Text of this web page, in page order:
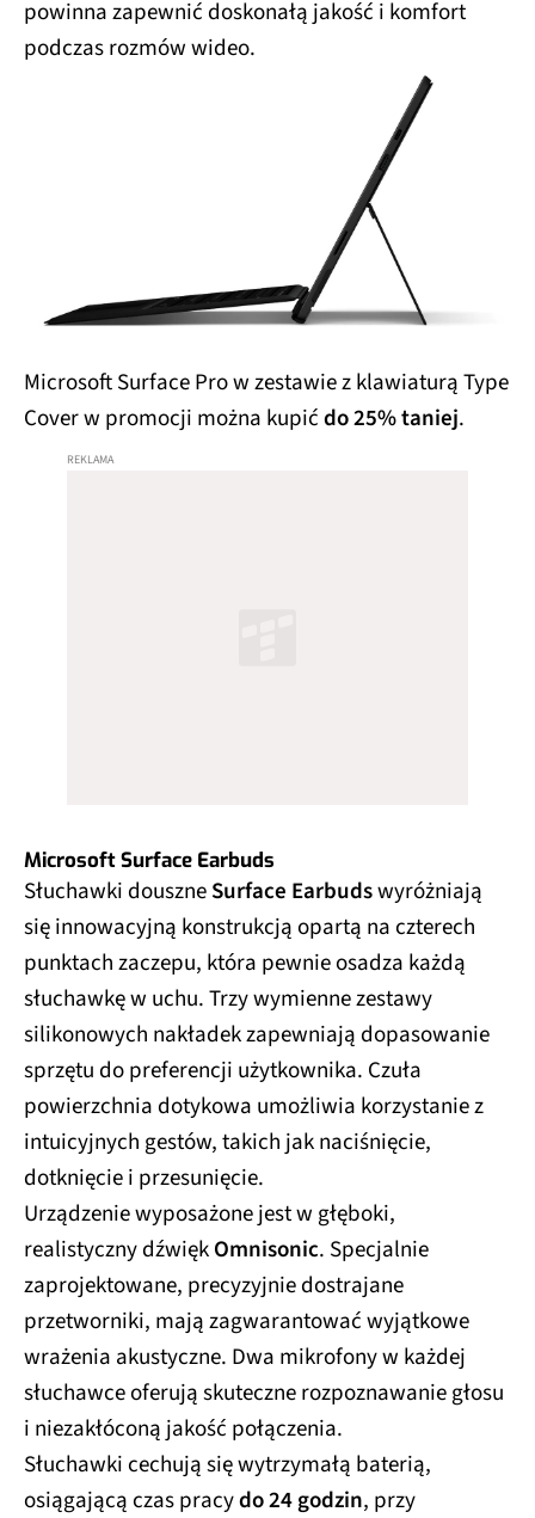
powinna zapewnić doskonałą jakość i komfort
podczas rozmów wideo.
Microsoft Surface Pro w zestawie z klawiaturą Type
Cover w promocji można kupićdo 25% taniej.
Microsoft Surface Earbuds
Słuchawki douszneSurface Earbudswyróżniają
się innowacyjną konstrukcją opartą na czterech
punktach zaczepu, która pewnie osadza każdą
słuchawkę w uchu. Trzy wymienne zestawy
silikonowych nakładek zapewniają dopasowanie
sprzętu do preferencji użytkownika. Czuła
powierzchnia dotykowa umożliwia korzystanie z
intuicyjnych gestów, takich jak naciśnięcie,
dotknięcie i przesunięcie.
Urządzenie wyposażone jest w głęboki,
realistyczny dźwiękOmnisonic. Specjalnie
zaprojektowane, precyzyjnie dostrajane
przetworniki, mają zagwarantować wyjątkowe
wrażenia akustyczne. Dwa mikrofony w każdej
słuchawce oferują skuteczne rozpoznawanie głosu
i niezakłóconą jakość połączenia.
Słuchawki cechują się wytrzymałą baterią,
osiągającą czas pracydo 24 godzin, przy